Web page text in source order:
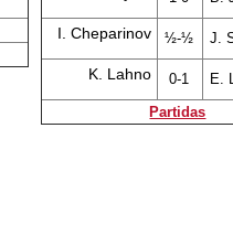
I. Cheparinov ½-½ J.
K. Lahno 0-1
E.
Partidas